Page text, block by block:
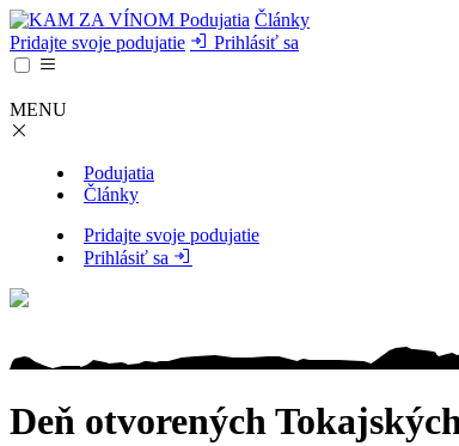
Podujatia Články
Pridajte svoje podujatie
Prihlásiť sa
MENU
Podujatia
Články
Pridajte svoje podujatie
Prihlásiť sa
Deň otvorených